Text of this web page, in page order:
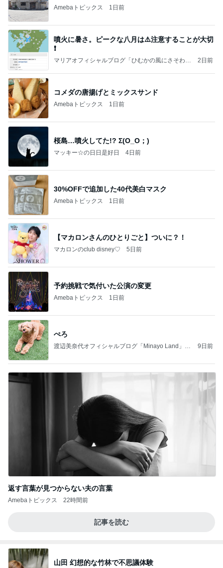
Amebaトピックス 1日前
噴火に暑さ。ピークな八月は⚠️注意することが大切
❗️
マリアオフィシャルブログ「ひむかの風にさそわれ
2日前
コメダの唐揚げとミックスサンド
Amebaトピックス 1日前
桜島…噴火してた!? Σ(O_O；)
マッキー☆の日日是好日 4日前
30%OFFで追加した40代美白マスク
Amebaトピックス 1日前
【マカロンさんのひとりごと】ついに？！
マカロンのclub disney♡ 5日前
予約挑戦で気付いた公演の変更
Amebaトピックス 1日前
ぺろ
渡辺美奈代オフィシャルブログ「Minayo Land」P
9日前
返す言葉が見つからない夫の言葉
Amebaトピックス 22時間前
記事を読む
山田 幻想的な竹林で不思議体験